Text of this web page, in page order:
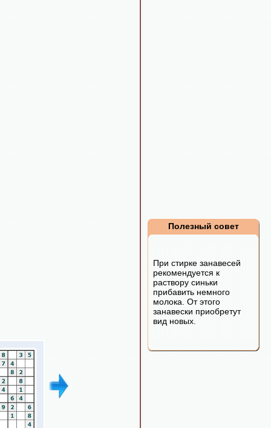
Полезный совет
При стирке занавесей
рекомендуется к
раствору синьки
прибавить немного
молока. От этого
занавески приобретут
вид новых.